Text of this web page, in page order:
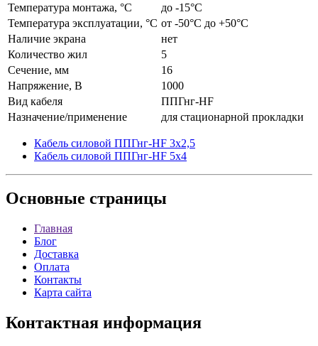
Температура монтажа, °C
до -15°С
Температура эксплуатации, °C от -50°С до +50°С
Наличие экрана
нет
Количество жил
5
Сечение, мм
16
Напряжение, В
1000
Вид кабеля
ППГнг-HF
Назначение/применение
для стационарной прокладки
Кабель силовой ППГнг-HF 3x2,5
Кабель силовой ППГнг-HF 5x4
Основные страницы
Главная
Блог
Доставка
Оплата
Контакты
Карта сайта
Контактная информация